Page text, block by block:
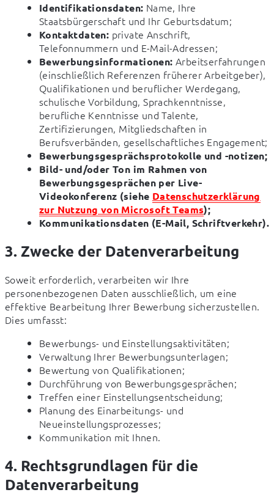
Identifikationsdaten: Name, Ihre
Staatsbürgerschaft und Ihr Geburtsdatum;
Kontaktdaten: private Anschrift,
Telefonnummern und E-Mail-Adressen;
Bewerbungsinformationen: Arbeitserfahrungen
(einschließlich Referenzen früherer Arbeitgeber),
Qualifikationen und beruflicher Werdegang,
schulische Vorbildung, Sprachkenntnisse,
berufliche Kenntnisse und Talente,
Zertifizierungen, Mitgliedschaften in
Berufsverbänden, gesellschaftliches Engagement;
Bewerbungsgesprächsprotokolle und -notizen;
Bild- und/oder Ton im Rahmen von
Bewerbungsgesprächen per Live-
Videokonferenz (siehe Datenschutzerklärung
zur Nutzung von Microsoft Teams);
Kommunikationsdaten (E-Mail, Schriftverkehr).
3. Zwecke der Datenverarbeitung
Soweit erforderlich, verarbeiten wir Ihre
personenbezogenen Daten ausschließlich, um eine
effektive Bearbeitung Ihrer Bewerbung sicherzustellen.
Dies umfasst:
Bewerbungs- und Einstellungsaktivitäten;
Verwaltung Ihrer Bewerbungsunterlagen;
Bewertung von Qualifikationen;
Durchführung von Bewerbungsgesprächen;
Treffen einer Einstellungsentscheidung;
Planung des Einarbeitungs- und
Neueinstellungsprozesses;
Kommunikation mit Ihnen.
4. Rechtsgrundlagen für die
Datenverarbeitung